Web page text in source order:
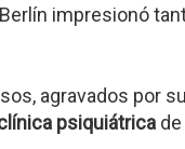
impresionó
agravados por su
psiquiátrica de